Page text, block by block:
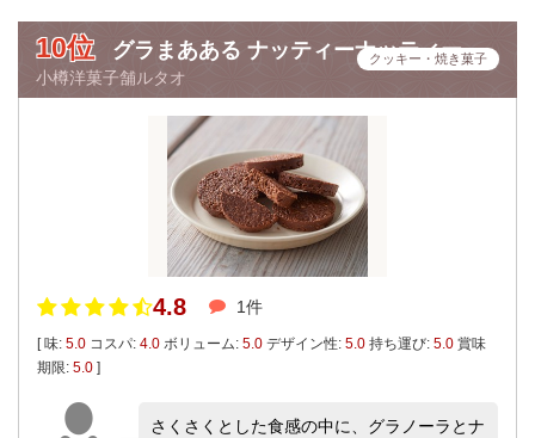
10位 グラまあある ナッティーナッティー
小樽洋菓子舗ルタオ
クッキー・焼き菓子
4.8 1件
[ 味: 5.0 コスパ: 4.0 ボリューム: 5.0 デザイン性: 5.0 持ち運び: 5.0 賞味
期限: 5.0 ]
さくさくとした食感の中に、グラノーラとナ